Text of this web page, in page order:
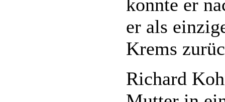
konnte er
er als
Krems
Richard